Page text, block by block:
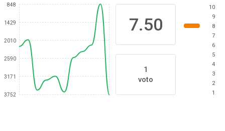
848
1429
2010
2590
3171
3752
7.50
1
voto
10
9
8
7
6
5
4
3
2
1